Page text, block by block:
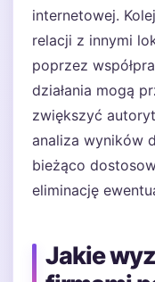
internetowej.
relacji z innymi
poprzez
działania mogą
zwiększyć
analiza wyników
bieżąco
eliminację
Jakie